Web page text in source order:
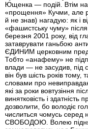
Ющенка — подій. Втім
«прощення» Кучми, але
й не знав) нагадую: як і
«фашистську чуму» після
березня 2001 року, від
затаврувати ганьбою
ЄДИНИМ церковним
Тобто «анафему» не
влади — не засудив, під
він був шість років
словами про
які за роки вовтузіння
винятковість і
дозволити, бо володіє
числиться чомусь серед
СВОБОДОЮ. Волею